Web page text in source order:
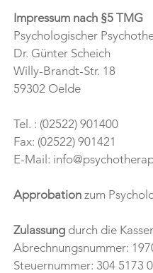
Impressum nach §5 TMG
Psychologischer
Dr. Günter Scheich
Willy-Brandt-Str. 18
59302 Oelde
Tel. : (02522) 901400
Fax: (02522) 901421
E-Mail:
Approbation zum
Zulassung durch die
Abrechnungsnummer:
Steuernummer: 304 5173